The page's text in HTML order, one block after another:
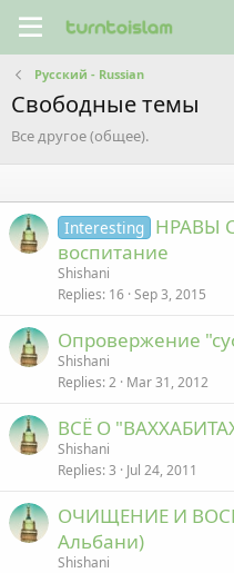
Русский - Russian
Свободные темы
Все другое (общее).
Interesting НРАВЫ
воспитание
Shishani
Replies 16 Sep 3, 2015
Опровержение
Shishani
Replies 2 Mar 31, 2012
ВСЁ О
Shishani
Replies 3 Jul 24, 2011
ОЧИЩЕНИЕ И
Альбани)
Shishani